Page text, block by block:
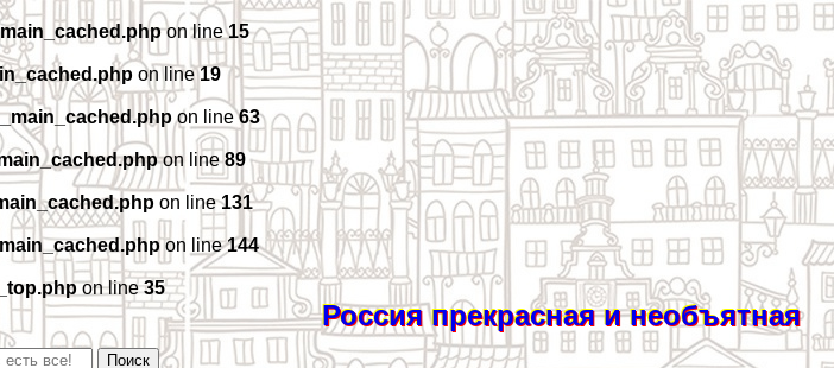
on line15
on line19
on line63
on line89
on line131
on line144
on line35
Россия прекрасная и необъятная